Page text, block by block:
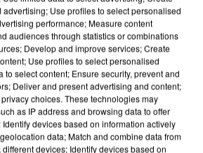
Use profiles to select personalised
performance; Measure content
audiences through statistics or combinations
Develop and improve services; Create
Use profiles to select personalised
to select content; Ensure security, prevent and
Deliver and present advertising and content;
choices. These technologies may
as IP address and browsing data to offer
devices based on information actively
data; Match and combine data from
devices; Identify devices based on